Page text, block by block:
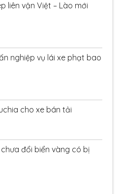
liên vận Việt – Lào mới
nghiệp vụ lái xe phạt bao
cho xe bán tải
đổi biển vàng có bị